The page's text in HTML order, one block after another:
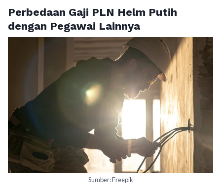
Perbedaan Gaji PLN Helm Putih
dengan Pegawai Lainnya
Sumber: Freepik